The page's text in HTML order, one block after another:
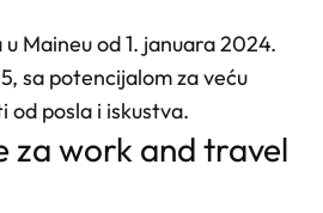
Maineu od 1. januara 2024.
sa potencijalom za veću
od posla i iskustva.